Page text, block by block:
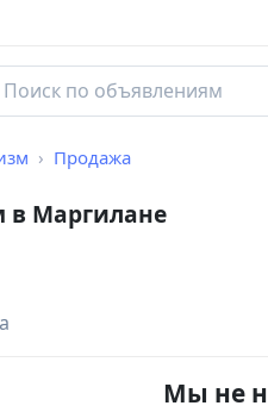
Продажа
в Маргилане
Мы не